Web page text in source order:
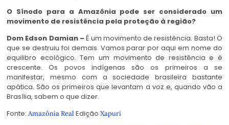
O Sínodo para a Amazônia pode ser considerado um
movimento de resistência pela proteção à região?
Dom Edson Damian –É um movimento de resistência. Basta! O
que se destruiu foi demais. Vamos parar por aqui em nome do
equilibro ecológico. Tem um movimento de resistência e é
crescente. Os povos indígenas são os primeiros a se
manifestar, mesmo com a sociedade brasileira bastante
apática. São os primeiros que levantam a voz e, quando vão a
Brasília, sabem o que dizer.
Fonte: Amazônia Real Edição Xapuri